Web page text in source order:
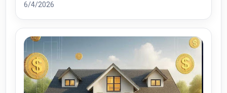
6/4/2026